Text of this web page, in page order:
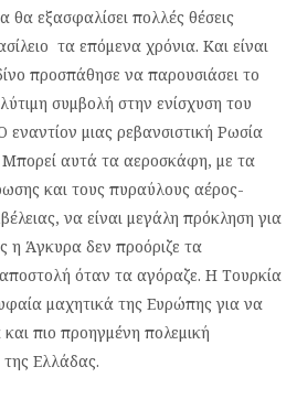
εξασφαλίσει πολλές θέσεις
τα επόμενα χρόνια. Και είναι
προσπάθησε να παρουσιάσει το
συμβολή στην ενίσχυση του
μιας ρεβανσιστική Ρωσία
Μπορεί αυτά τα αεροσκάφη, με τα
και τους πυραύλους αέρος-
να είναι μεγάλη πρόκληση για
η Άγκυρα δεν προόριζε τα
όταν τα αγόραζε. Η Τουρκία
μαχητικά της Ευρώπης για να
πιο προηγμένη πολεμική
της Ελλάδας.